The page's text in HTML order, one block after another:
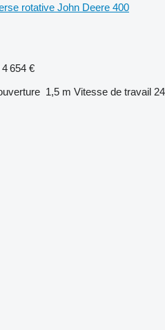
rotative John Deere 400
4 654 €
1,5 m Vitesse de travail 24